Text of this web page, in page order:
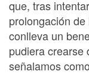
que, tras
prolongación
conlleva un
pudiera crearse
señalamos